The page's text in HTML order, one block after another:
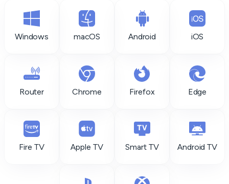
Windows macOS Android iOS
Router Chrome Firefox Edge
Fire TV Apple TV Smart TV Android TV